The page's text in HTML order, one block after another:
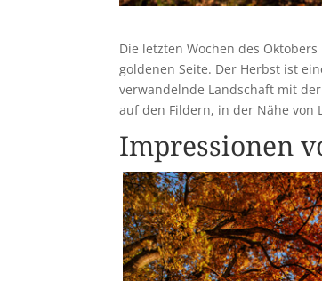
Die letzten Wochen des
goldenen Seite. Der Herbst ist
verwandelnde Landschaft mit
auf den Fildern, in der Nähe von
Impressionen